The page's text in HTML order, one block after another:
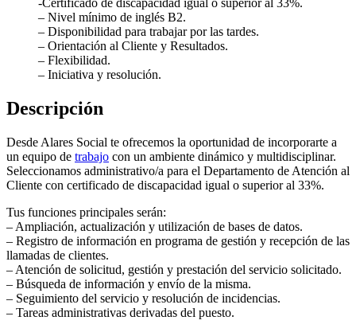
-Certificado de discapacidad igual o superior al 33%.
– Nivel mínimo de inglés B2.
– Disponibilidad para trabajar por las tardes.
– Orientación al Cliente y Resultados.
– Flexibilidad.
– Iniciativa y resolución.
Descripción
Desde Alares Social te ofrecemos la oportunidad de incorporarte a
un equipo de trabajo con un ambiente dinámico y multidisciplinar.
Seleccionamos administrativo/a para el Departamento de Atención al
Cliente con certificado de discapacidad igual o superior al 33%.
Tus funciones principales serán:
– Ampliación, actualización y utilización de bases de datos.
– Registro de información en programa de gestión y recepción de las
llamadas de clientes.
– Atención de solicitud, gestión y prestación del servicio solicitado.
– Búsqueda de información y envío de la misma.
– Seguimiento del servicio y resolución de incidencias.
– Tareas administrativas derivadas del puesto.